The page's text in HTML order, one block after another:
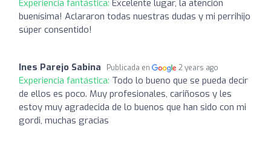
Experiencia fantástica: Excelente lugar, la atención
buenísima! Aclararon todas nuestras dudas y mi perrihijo
súper consentido!
Ines Parejo Sabina Publicada en 2 years ago
Experiencia fantástica: Todo lo bueno que se pueda decir
de ellos es poco. Muy profesionales, cariñosos y les
estoy muy agradecida de lo buenos que han sido con mi
gordi, muchas gracias